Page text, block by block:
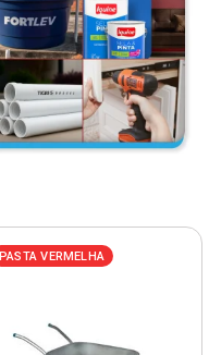
PASTA VERMELHA